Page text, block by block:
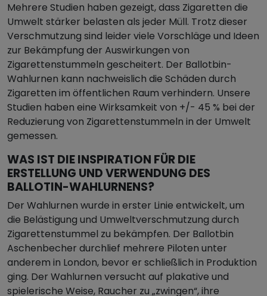
Mehrere Studien haben gezeigt, dass Zigaretten die
Umwelt stärker belasten als jeder Müll. Trotz dieser
Verschmutzung sind leider viele Vorschläge und Ideen
zur Bekämpfung der Auswirkungen von
Zigarettenstummeln gescheitert. Der Ballotbin-
Wahlurnen kann nachweislich die Schäden durch
Zigaretten im öffentlichen Raum verhindern. Unsere
Studien haben eine Wirksamkeit von +/- 45 % bei der
Reduzierung von Zigarettenstummeln in der Umwelt
gemessen.
WAS IST DIE INSPIRATION FÜR DIE
ERSTELLUNG UND VERWENDUNG DES
BALLOTIN-WAHLURNENS?
Der Wahlurnen wurde in erster Linie entwickelt, um
die Belästigung und Umweltverschmutzung durch
Zigarettenstummel zu bekämpfen. Der Ballotbin
Aschenbecher durchlief mehrere Piloten unter
anderem in London, bevor er schließlich in Produktion
ging. Der Wahlurnen versucht auf plakative und
spielerische Weise, Raucher zu „zwingen“, ihre